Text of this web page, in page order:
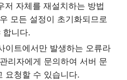
저 자체를 재설치하는 방법
모든 설정이 초기화되므로
합니다.
이트에서만 발생하는 오류라
리자에게 문의하여 서버 문
요청할 수 있습니다.